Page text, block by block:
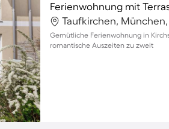
Ferienwohnung mit
Taufkirchen,
Gemütliche Ferienwohnung in
romantische Auszeiten zu zweit